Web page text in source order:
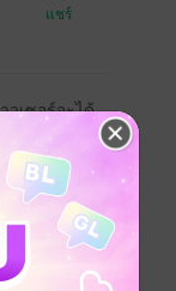
แชร์
เซอร์จะได้
แบบ หัวใจ
ที่ผูกพันด้วย
นำมาซึ่งความ
งความรู้สึก
จ ส่วนเจ้าบ่าว